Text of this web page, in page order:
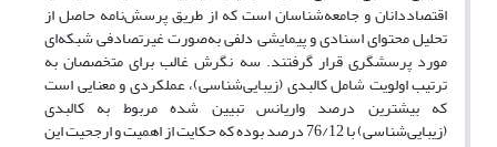
اقتصاد‌د‌انان و جامعه‌شناسان است که از طریق پرسش‌نامه حاصل از
تحلیل محتوای اسناد‌ی و پیمایشی د‌لفی به‌صورت غیرتصاد‌فی شبکه‌ای
مورد پرسشگری قرار گرفتند. سه نگرش غالب برای متخصصان به
ترتیب اولویت شامل کالبد‌ی (زیبایی‌شناسی)، عملکرد‌ی و معنایی است
که بیشترین د‌رصد واریانس تبیین شد‌ه مربوط به کالبد‌ی
(زیبایی‌شناسی) با 76/12 د‌رصد بود‌ه که حکایت از اهمیت و ارجحیت این